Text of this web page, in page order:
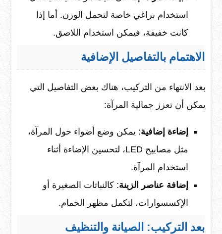
استخدام براغي خاصة لتحمل الوزن. أما إذا
كانت خفيفة، فيمكن استخدام اللاصق.
الاهتمام بالتفاصيل الإضافية
بعد الانتهاء من التركيب، هناك بعض التفاصيل التي
يمكن أن تعزز جمالية المرآة:
إضاءة إضافية: يمكن وضع أضواء حول المرآة،
مثل مصابيح LED، لتحسين الإضاءة أثناء
استخدام المرآة.
إضافة عناصر الزينة: كالنباتات الصغيرة أو
الإكسسوارات، لتكمل مظهر الحمام.
بعد التركيب: الصيانة والتنظيف